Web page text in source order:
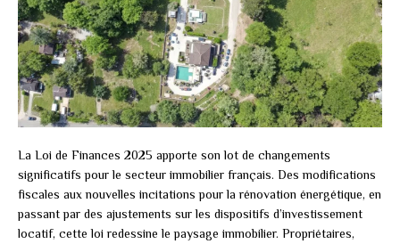
La Loi de Finances 2025 apporte son lot de changements
significatifs pour le secteur immobilier français. Des modifications
fiscales aux nouvelles incitations pour la rénovation énergétique, en
passant par des ajustements sur les dispositifs d’investissement
locatif, cette loi redessine le paysage immobilier. Propriétaires,